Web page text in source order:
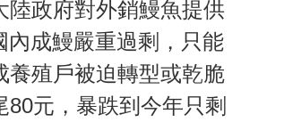
陸政府對外銷鰻魚提供
內成鰻嚴重過剩，只能
養殖戶被迫轉型或乾脆
元，暴跌到今年只剩